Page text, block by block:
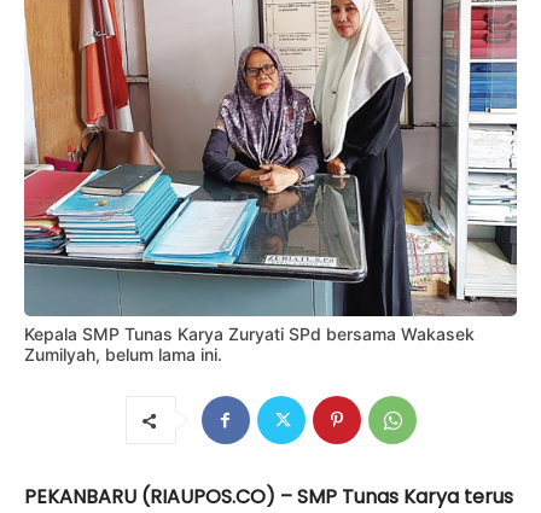
Kepala SMP Tunas Karya Zuryati SPd bersama Wakasek
Zumilyah, belum lama ini.
PEKANBARU (RIAUPOS.CO) – SMP Tunas Karya terus